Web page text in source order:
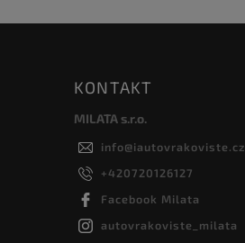
KONTAKT
MILATA s.r.o.
info@iautovrakoviste.cz
+420720126127
Facebook Milata
autovrakoviste_milata